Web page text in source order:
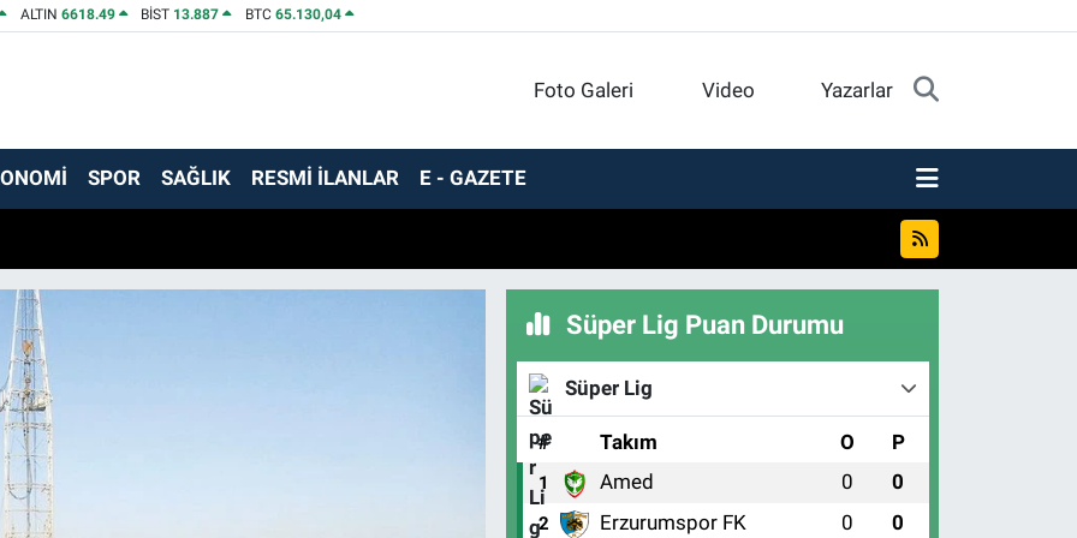
ALTIN 6618.49 BİST 13.887 BTC 65.130,04
Foto Galeri Video Yazarlar
SPOR SAĞLIK RESMİ İLANLAR E - GAZETE
Süper Lig Puan Durumu
Süper Lig
# Takım O P
1 Amed 0 0
2 Erzurumspor FK 0 0